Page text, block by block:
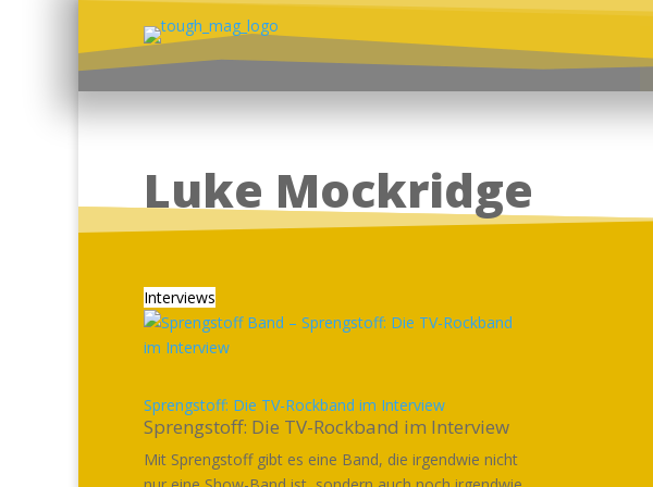
Luke Mockridge
Interviews
Sprengstoff: Die TV-Rockband im Interview
Sprengstoff: Die TV-Rockband im Interview
Mit Sprengstoff gibt es eine Band, die irgendwie nicht